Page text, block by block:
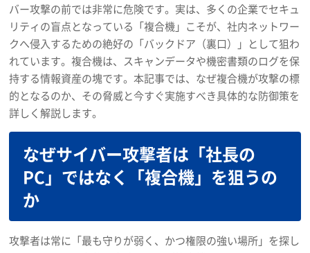
バー攻撃の前では非常に危険です。実は、多くの企業でセキュ
リティの盲点となっている「複合機」こそが、社内ネットワー
クへ侵入するための絶好の「バックドア（裏口）」として狙わ
れています。複合機は、スキャンデータや機密書類のログを保
持する情報資産の塊です。本記事では、なぜ複合機が攻撃の標
的となるのか、その脅威と今すぐ実施すべき具体的な防御策を
詳しく解説します。
なぜサイバー攻撃者は「社長の
PC」ではなく「複合機」を狙うの
か
攻撃者は常に「最も守りが弱く、かつ権限の強い場所」を探し